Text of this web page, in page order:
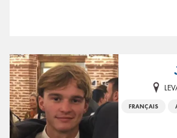
FRANÇAIS